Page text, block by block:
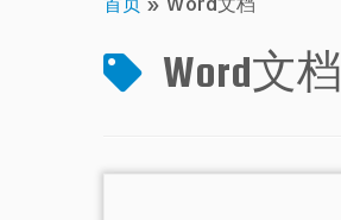
Word文档